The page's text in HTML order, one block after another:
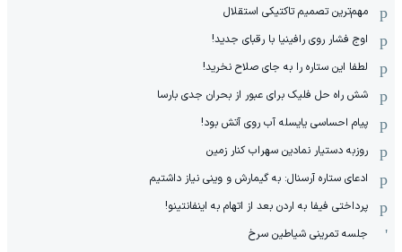
مهم‌ترین تصمیم تاکتیکی استقلال
اوج فشار روی رافینیا با رقبای جدید!
لطفا این ستاره را به جای صلاح نخرید!
شش راه حل فلیک برای عبور از بحران جدی بارسا
پیام احساسی یایسله آب روی آتش بود!
روزبه دستیار نمادین سهراب کنار زمین
ادعای ستاره آرسنال: به گیمارش و وینی نیاز داشتیم
پرداختی فیفا به اردن بعد از اتهام به اینفانتینو!
جلسه تمرینی شیاطین سرخ